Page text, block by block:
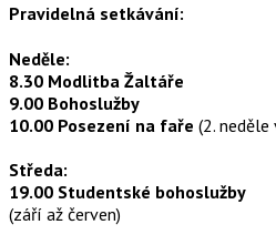
Pravidelná setkávání:
Neděle:
8.30 Modlitba Žaltáře
9.00 Bohoslužby
10.00 Posezení na faře (2. neděle
Středa:
19.00 Studentské bohoslužby
(září až červen)